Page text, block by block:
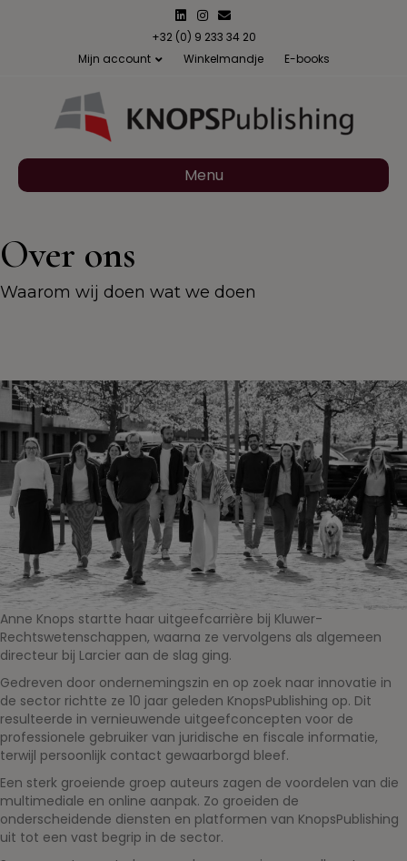
LinkedinInstagram
Email
+32 (0) 9 233 34 20
Mijn account
Winkelmandje E-books
Menu
Over ons
Waarom wij doen wat we doen
Anne Knops startte haar uitgeefcarrière bij Kluwer-
Rechtswetenschappen, waarna ze vervolgens als algemeen
directeur bij Larcier aan de slag ging.
Gedreven door ondernemingszin en op zoek naar innovatie in
de sector richtte ze 10 jaar geleden KnopsPublishing op. Dit
resulteerde in vernieuwende uitgeefconcepten voor de
professionele gebruiker van juridische en fiscale informatie,
terwijl persoonlijk contact gewaarborgd bleef.
Een sterk groeiende groep auteurs zagen de voordelen van die
multimediale en online aanpak. Zo groeiden de
onderscheidende diensten en platformen van KnopsPublishing
uit tot een vast begrip in de sector.